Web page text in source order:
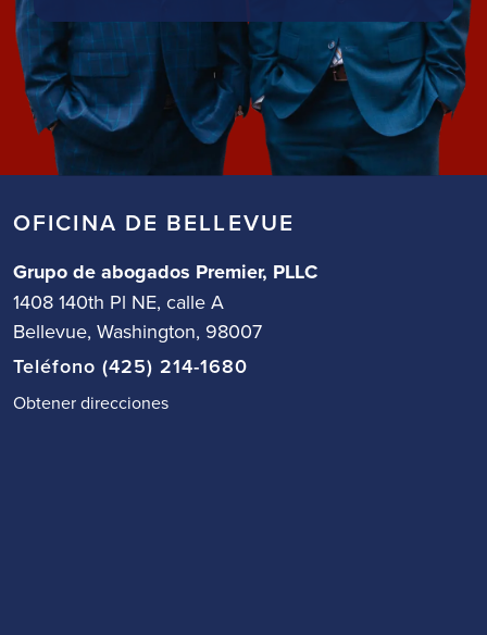
OFICINA DE BELLEVUE
Grupo de abogados Premier, PLLC
1408 140th Pl NE, calle A
Bellevue, Washington, 98007
Teléfono (425) 214-1680
Obtener direcciones